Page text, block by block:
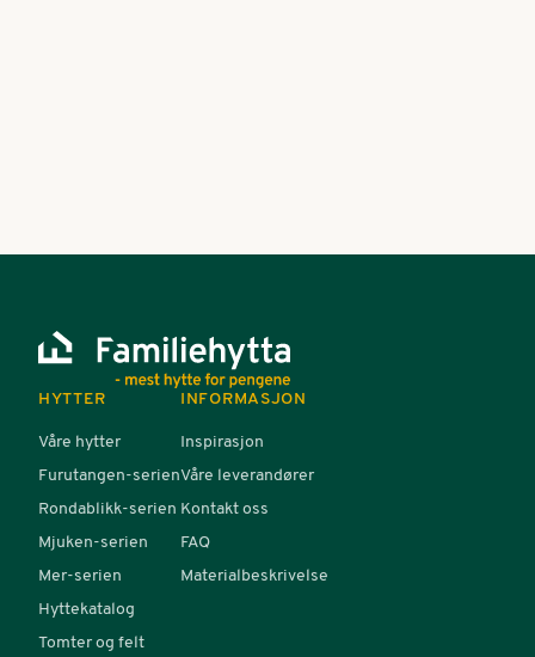
HYTTER
Våre hytter
Furutangen-serien
Rondablikk-serien
Mjuken-serien
Mer-serien
Hyttekatalog
Tomter og felt
INFORMASJON
Inspirasjon
Våre leverandører
Kontakt oss
FAQ
Materialbeskrivelse